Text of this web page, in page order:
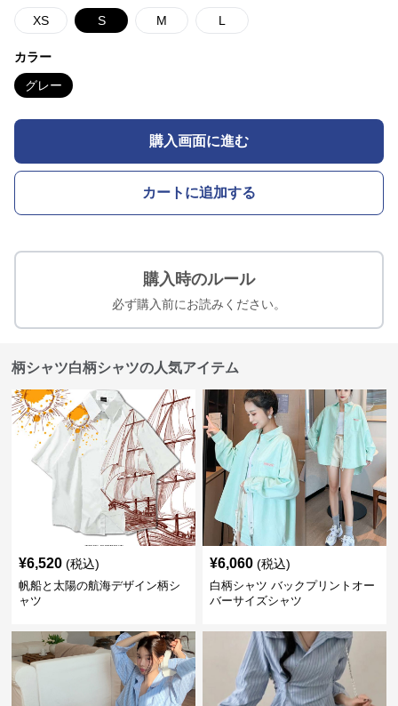
XS S M L
カラー
グレー
購入画面に進む
カートに追加する
購入時のルール
必ず購入前にお読みください。
柄シャツ白柄シャツの人気アイテム
¥6,520 (税込)
帆船と太陽の航海デザイン柄シ
ャツ
¥6,060 (税込)
白柄シャツ バックプリントオー
バーサイズシャツ